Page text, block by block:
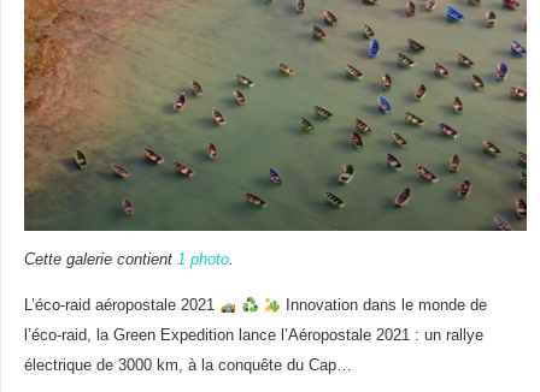
Cette galerie contient 1 photo.
L’éco-raid aéropostale 2021
Innovation dans le monde de
l’éco-raid, la Green Expedition lance l’Aéropostale 2021 : un rallye
électrique de 3000 km, à la conquête du Cap…